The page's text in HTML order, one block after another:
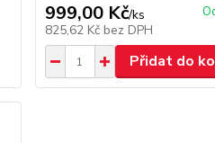
999,00 Kč/ks
825,62 Kč bez DPH
Přidat do